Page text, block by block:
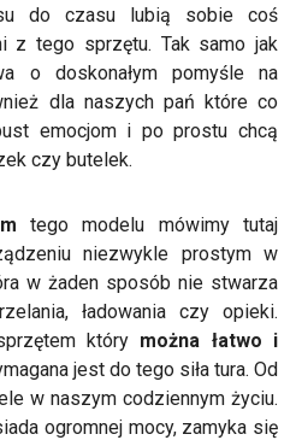
do czasu lubią sobie coś
z tego sprzętu. Tak samo jak
o doskonałym pomyśle na
dla naszych pań które co
emocjom i po prostu chcą
czy butelek.
tego modelu mówimy tutaj
niezwykle prostym w
w żaden sposób nie stwarza
ładowania czy opieki.
który można łatwo i
jest do tego siła tura. Od
w naszym codziennym życiu.
ogromnej mocy, zamyka się